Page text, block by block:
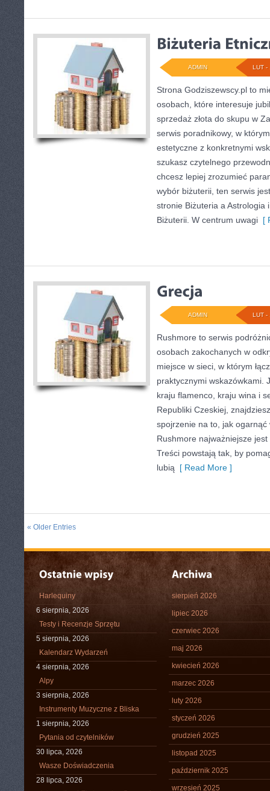
LUT -
ADMIN
Strona Godziszewscy.pl to
osobach, które interesuje
sprzedaż złota do skupu w
serwis poradnikowy, w
estetyczne z konkretnymi
szukasz czytelnego
chcesz lepiej zrozumieć
wybór biżuterii, ten serwis
stronie Biżuteria a Astrologia
Biżuterii. W centrum uwagi [
LUT -
ADMIN
Rushmore to serwis
osobach zakochanych w
miejsce w sieci, w którym
praktycznymi wskazówkami.
kraju flamenco, kraju wina i
Republiki Czeskiej,
spojrzenie na to, jak ogarnąć
Rushmore najważniejsze
Treści powstają tak, by
lubią [ Read More ]
« Older Entries
Harlequiny
6 sierpnia, 2026
Testy i Recenzje Sprzętu
5 sierpnia, 2026
Kalendarz Wydarzeń
4 sierpnia, 2026
Alpy
3 sierpnia, 2026
Instrumenty Muzyczne z Bliska
1 sierpnia, 2026
Pytania od czytelników
30 lipca, 2026
Wasze Doświadczenia
28 lipca, 2026
sierpień 2026
lipiec 2026
czerwiec 2026
maj 2026
kwiecień 2026
marzec 2026
luty 2026
styczeń 2026
grudzień 2025
listopad 2025
październik 2025
wrzesień 2025